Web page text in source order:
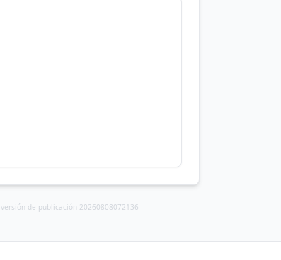
versión de publicación 20260808072136